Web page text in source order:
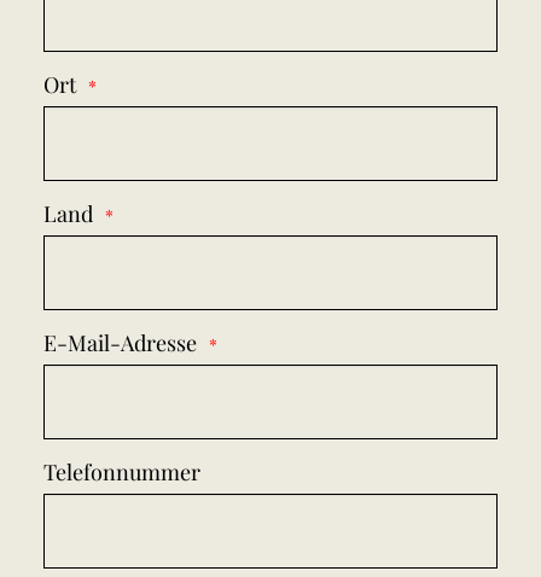
Ort
Land
E-Mail-Adresse
Telefonnummer